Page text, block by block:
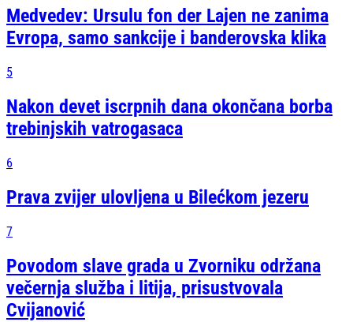
Medvedev: Ursulu fon der Lajen ne zanima
Evropa, samo sankcije i banderovska klika
5
Nakon devet iscrpnih dana okončana borba
trebinjskih vatrogasaca
6
Prava zvijer ulovljena u Bilećkom jezeru
7
Povodom slave grada u Zvorniku održana
večernja služba i litija, prisustvovala
Cvijanović